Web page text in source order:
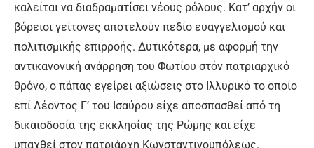
καλείται να διαδραματίσει νέους ρόλους. Κατ’ αρχήν οι
βόρειοι γείτονες αποτελούν πεδίο ευαγγελισμού και
πολιτισμικής επιρροής. Δυτικότερα, με αφορμή την
αντικανονική ανάρρηση του Φωτίου στόν πατριαρχικό
θρόνο, ο πάπας εγείρει αξιώσεις στο Ιλλυρικό το οποίο
επί Λέοντος Γ’ του Ισαύρου είχε αποσπασθεί από τη
δικαιοδοσία της εκκλησίας της Ρώμης και είχε
υπαχθεί στον πατριάρχη Κωνσταντινουπόλεως.